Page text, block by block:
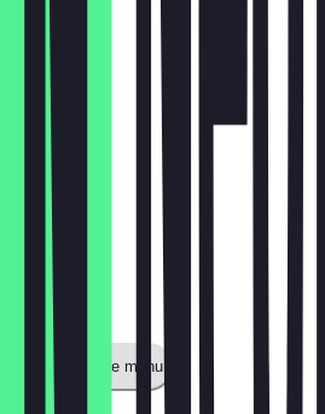
€ 5,90
Toon volledige menu